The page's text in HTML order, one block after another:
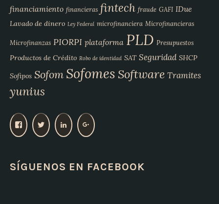
financiamiento financieras fintech fraude GAFI IDue
Lavado de dinero Ley Federal microfinanciera Microfinancieras
Microfinanzas PIORPI plataforma PLD Presupuestos
Productos de Crédito Robo de identidad SAT Seguridad SHCP
Sofipos Sofom Sofomes Software Tramites
yunius
V
p
e
V
e
V
e
V
SÍGUENOS EN FACEBOOK